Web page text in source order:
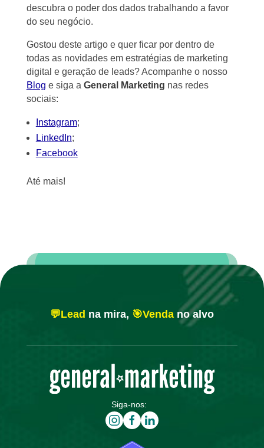
descubra o poder dos dados trabalhando a favor
do seu negócio.
Gostou deste artigo e quer ficar por dentro de
todas as novidades em estratégias de marketing
digital e geração de leads? Acompanhe o nosso
Blog e siga a General Marketing nas redes
sociais:
Instagram;
LinkedIn;
Facebook
Até mais!
💬Lead na mira, 🎯Vendano alvo
Siga-nos: